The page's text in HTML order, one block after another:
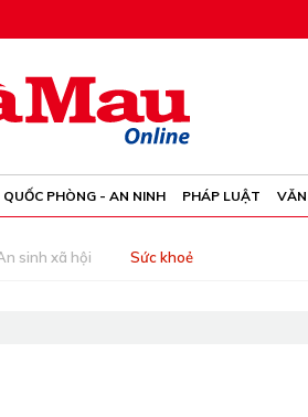
QUỐC PHÒNG - AN NINH PHÁP LUẬT
sinh xã hội Sức khoẻ